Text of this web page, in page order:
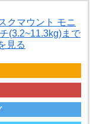
クマウント モニ
(3.2~11.3kg)まで
見る